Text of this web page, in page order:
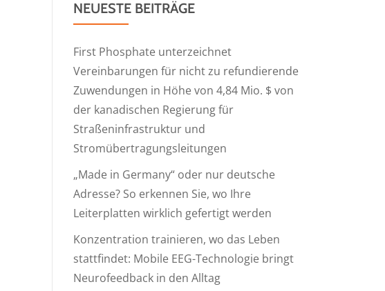
NEUESTE BEITRÄGE
First Phosphate unterzeichnet
Vereinbarungen für nicht zu refundierende
Zuwendungen in Höhe von 4,84 Mio. $ von
der kanadischen Regierung für
Straßeninfrastruktur und
Stromübertragungsleitungen
„Made in Germany“ oder nur deutsche
Adresse? So erkennen Sie, wo Ihre
Leiterplatten wirklich gefertigt werden
Konzentration trainieren, wo das Leben
stattfindet: Mobile EEG-Technologie bringt
Neurofeedback in den Alltag